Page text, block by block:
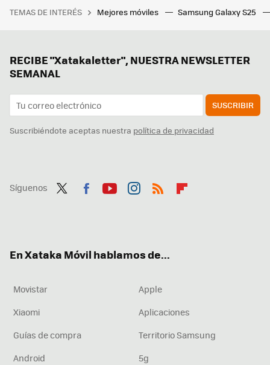
TEMAS DE INTERÉS Mejores móviles Samsung Galaxy S25
RECIBE "Xatakaletter", NUESTRA NEWSLETTER
SEMANAL
SUSCRIBIR
Suscribiéndote aceptas nuestra política de privacidad
Síguenos
En Xataka Móvil hablamos de...
Movistar
Apple
Xiaomi
Aplicaciones
Guías de compra
Territorio Samsung
Android
5g